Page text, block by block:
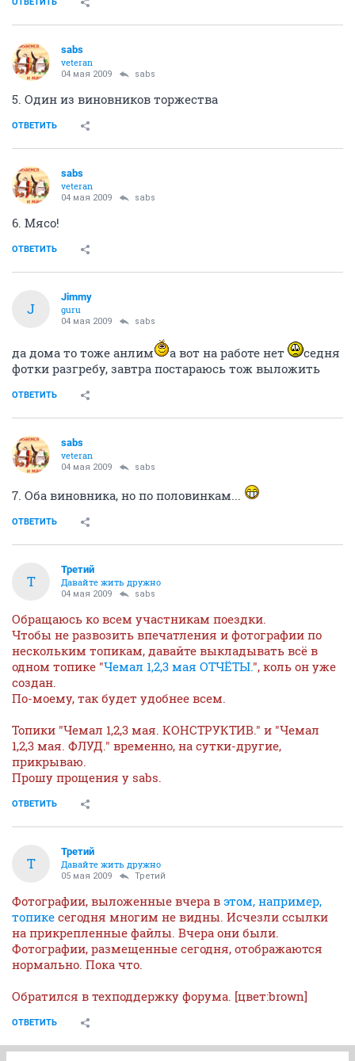
sabs
veteran
04 мая 2009 sabs
5. Один из виновников торжества
ОТВЕТИТЬ
sabs
veteran
04 мая 2009 sabs
6. Мясо!
ОТВЕТИТЬ
J
Jimmy
guru
04 мая 2009 sabs
да дома то тоже анлим а вот на работе нет
седня
фотки разгребу, завтра постараюсь тож выложить
ОТВЕТИТЬ
sabs
veteran
04 мая 2009 sabs
7. Оба виновника, но по половинкам...
ОТВЕТИТЬ
Т
Третий
Давайте жить дружно
04 мая 2009 sabs
Обращаюсь ко всем участникам поездки.
Чтобы не развозить впечатления и фотографии по
нескольким топикам, давайте выкладывать всё в
одном топике "Чемал 1,2,3 мая ОТЧЁТЫ.", коль он уже
создан.
По-моему, так будет удобнее всем.
Топики "Чемал 1,2,3 мая. КОНСТРУКТИВ." и "Чемал
1,2,3 мая. ФЛУД." временно, на сутки-другие,
прикрываю.
Прошу прощения у sabs.
ОТВЕТИТЬ
Т
Третий
Давайте жить дружно
05 мая 2009 Третий
Фотографии, выложенные вчера в этом, например,
топике сегодня многим не видны. Исчезли ссылки
на прикрепленные файлы. Вчера они были.
Фотографии, размещенные сегодня, отображаются
нормально. Пока что.
Обратился в техподдержку форума. [цвет:brown]
ОТВЕТИТЬ